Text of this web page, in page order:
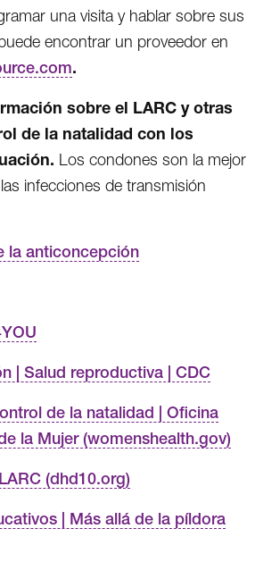
una visita y hablar sobre sus
encontrar un proveedor en
.
sobre el LARC y otras
de la natalidad con los
Los condones son la mejor
infecciones de transmisión
la anticoncepción
| Salud reproductiva | CDC
de la natalidad | Oficina
la Mujer (womenshealth.gov)
(dhd10.org)
| Más allá de la píldora